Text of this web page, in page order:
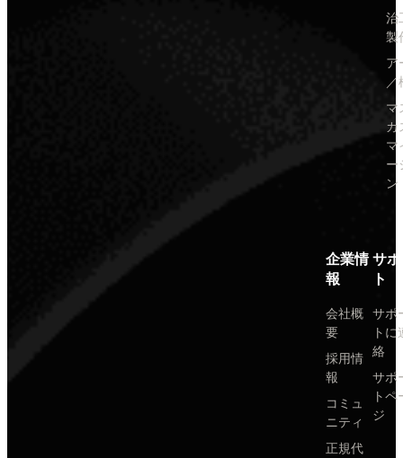
治
製
ア
／
マ
カ
マ
ー
ン
企業情
報
会社概
要
採用情
報
コミュ
ニティ
正規代
サ
ト
サポ
トに
絡
サポ
トペ
ジ